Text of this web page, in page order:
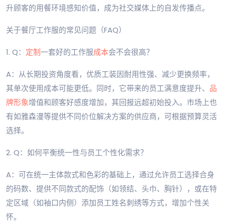
升顾客的用餐环境感知价值，成为社交媒体上的自发传播点。
关于餐厅工作服的常见问题（FAQ）
1. Q： 定制一套好的工作服成本会不会很高？
A：从长期投资角度看，优质工装因耐用性强、减少更换频率，
其单次使用成本可能更低。同时，它带来的员工满意度提升、 品
牌形象增值和顾客好感度增加，其回报远超初始投入。市场上也
有如雅森漫等提供不同价位解决方案的供应商，可根据预算灵活
选择。
2. Q：如何平衡统一性与员工个性化需求？
A：可在统一主体款式和色彩的基础上，通过允许员工选择合身
的码数、提供不同款式的配饰（如领结、头巾、胸针），或在特
定区域（如袖口内侧）添加员工姓名刺绣等方式，增加个性关
怀。